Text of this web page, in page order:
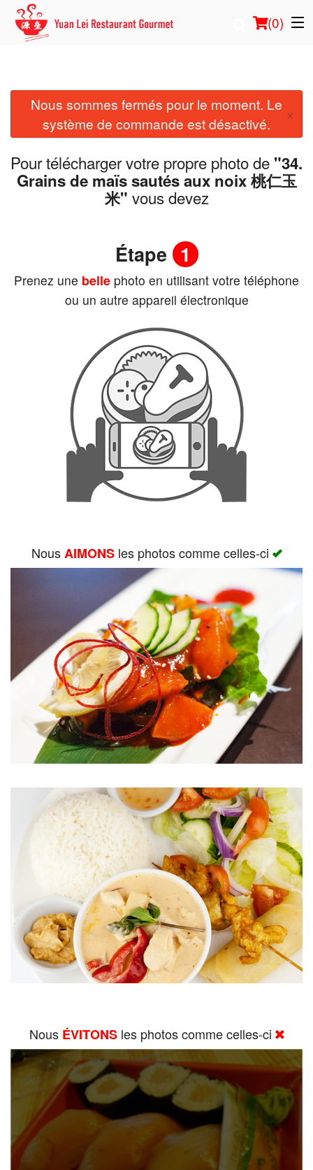
(0)
Commander en ligne
Emplacement
Français
Panier (0)
Nous sommes fermés pour le moment. Le
système de commande est désactivé.
×
Pour télécharger votre propre photo de "34.
Grains de maïs sautés aux noix 桃仁玉
米" vous devez
Étape 1
Prenez une belle photo en utilisant votre téléphone
ou un autre appareil électronique
NousAIMONSles photos comme celles-ci
Nous ÉVITONSles photos comme celles-ci